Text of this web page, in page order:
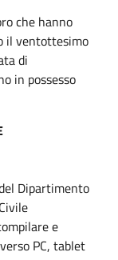
che hanno
il ventottesimo
di
in possesso
Dipartimento
e
PC, tablet